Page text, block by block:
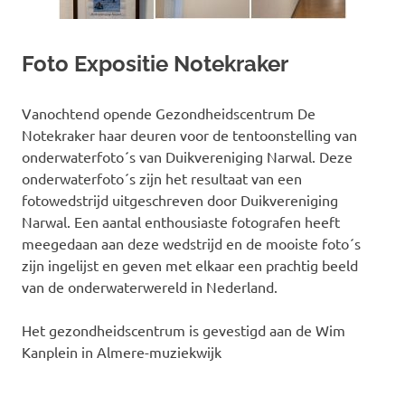
Foto Expositie Notekraker
Vanochtend opende Gezondheidscentrum De
Notekraker haar deuren voor de tentoonstelling van
onderwaterfoto´s van Duikvereniging Narwal. Deze
onderwaterfoto´s zijn het resultaat van een
fotowedstrijd uitgeschreven door Duikvereniging
Narwal. Een aantal enthousiaste fotografen heeft
meegedaan aan deze wedstrijd en de mooiste foto´s
zijn ingelijst en geven met elkaar een prachtig beeld
van de onderwaterwereld in Nederland.
Het gezondheidscentrum is gevestigd aan de Wim
Kanplein in Almere-muziekwijk